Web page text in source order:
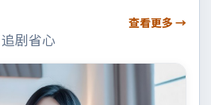
剧省心
查看更多 →